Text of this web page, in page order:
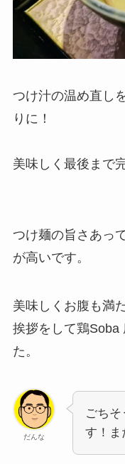
つけ汁の温め直し
りに！
美味しく最後まで
つけ麺の旨さあっ
が高いです。
美味しくお腹も満
挨拶をして鶏Soba
た。
だんな
ごち
す！ま